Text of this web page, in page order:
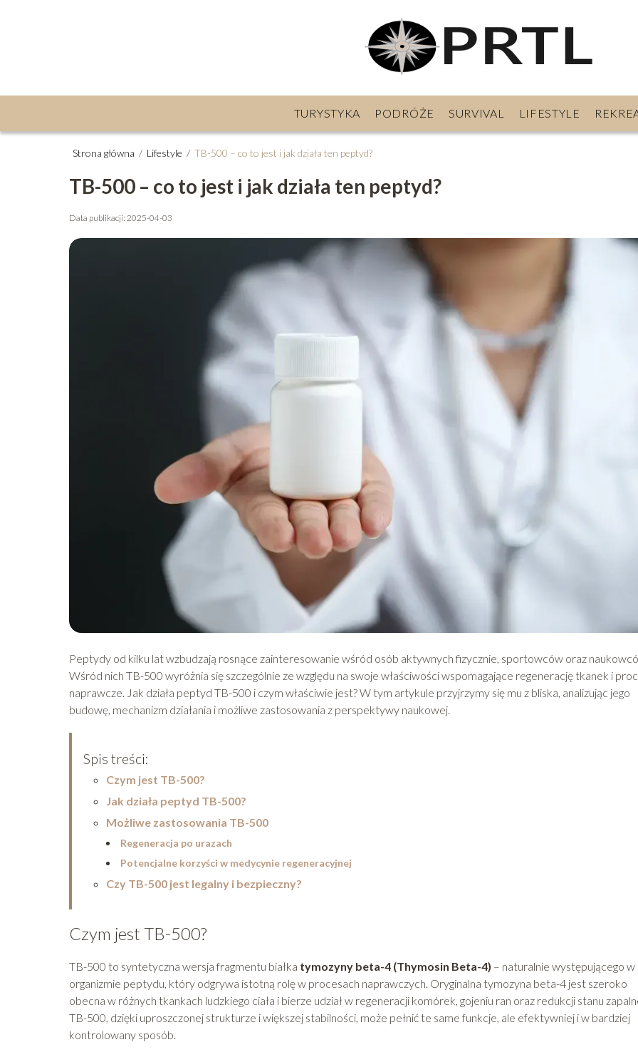
TURYSTYKA PODRÓŻE SURVIVAL LIFESTYLE
Strona główna / Lifestyle / TB-500 – co to jest i jak działa ten peptyd?
TB-500 – co to jest i jak działa ten peptyd?
Data publikacji: 2025-04-03
Peptydy od kilku lat wzbudzają rosnące zainteresowanie wśród osób aktywnych fizycznie, sportowców oraz
Wśród nich TB-500 wyróżnia się szczególnie ze względu na swoje właściwości wspomagające regenerację tkanek i
naprawcze. Jak działa peptyd TB-500 i czym właściwie jest? W tym artykule przyjrzymy się mu z bliska, analizując jego
budowę, mechanizm działania i możliwe zastosowania z perspektywy naukowej.
Spis treści:
Czym jest TB-500?
Jak działa peptyd TB-500?
Możliwe zastosowania TB-500
Regeneracja po urazach
Potencjalne korzyści w medycynie regeneracyjnej
Czy TB-500 jest legalny i bezpieczny?
Czym jest TB-500?
TB-500 to syntetyczna wersja fragmentu białka tymozyny beta-4 (Thymosin Beta-4) – naturalnie występującego w
organizmie peptydu, który odgrywa istotną rolę w procesach naprawczych. Oryginalna tymozyna beta-4 jest szeroko
obecna w różnych tkankach ludzkiego ciała i bierze udział w regeneracji komórek, gojeniu ran oraz redukcji stanu
TB-500, dzięki uproszczonej strukturze i większej stabilności, może pełnić te same funkcje, ale efektywniej i w bardziej
kontrolowany sposób.